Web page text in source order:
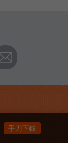
手刀下載